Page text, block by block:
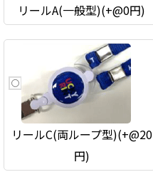
リールA(一般型)(+@0円)
リールC(両ループ型)(+@20
円)